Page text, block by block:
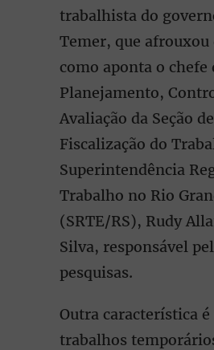
trabalhista do
Temer, que
como aponta o chefe
Planejamento,
Avaliação da Seção de
Fiscalização do
Superintendência
Trabalho no Rio
(SRTE/RS), Rudy
Silva, responsável
pesquisas.
Outra característica é
trabalhos